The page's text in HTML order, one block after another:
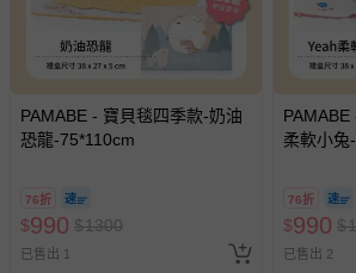
PAMABE - 寶貝毯四季款-奶油
恐龍-75*110cm
76折
$990 $1300
已售出 1
柔軟小兔
76折
$990 $
已售出 2